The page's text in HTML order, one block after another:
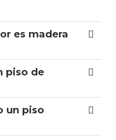
es madera
piso de
un piso